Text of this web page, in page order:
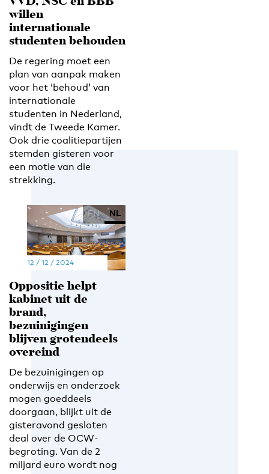
willen
internationale
studenten behouden
De regering moet een
plan van aanpak maken
voor het ‘behoud’ van
internationale
studenten in Nederland,
vindt de Tweede Kamer.
Ook drie coalitiepartijen
stemden gisteren voor
een motie van die
strekking.
EN NL
12 / 12 / 2024
Oppositie helpt
kabinet uit de
brand,
bezuinigingen
blijven grotendeels
overeind
De bezuinigingen op
onderwijs en onderzoek
mogen goeddeels
doorgaan, blijkt uit de
gisteravond gesloten
deal over de OCW-
begroting. Van de 2
miljard euro wordt nog